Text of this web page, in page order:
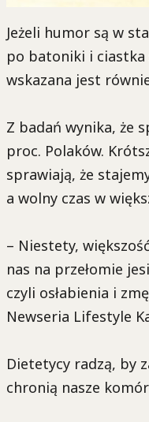
Jeżeli humor są w
po batoniki i ciastka
wskazana jest
Z badań wynika, że
proc. Polaków.
sprawiają, że
a wolny czas w
– Niestety,
nas na przełomie
czyli osłabienia i
Newseria Lifestyle
Dietetycy radzą, by
chronią nasze